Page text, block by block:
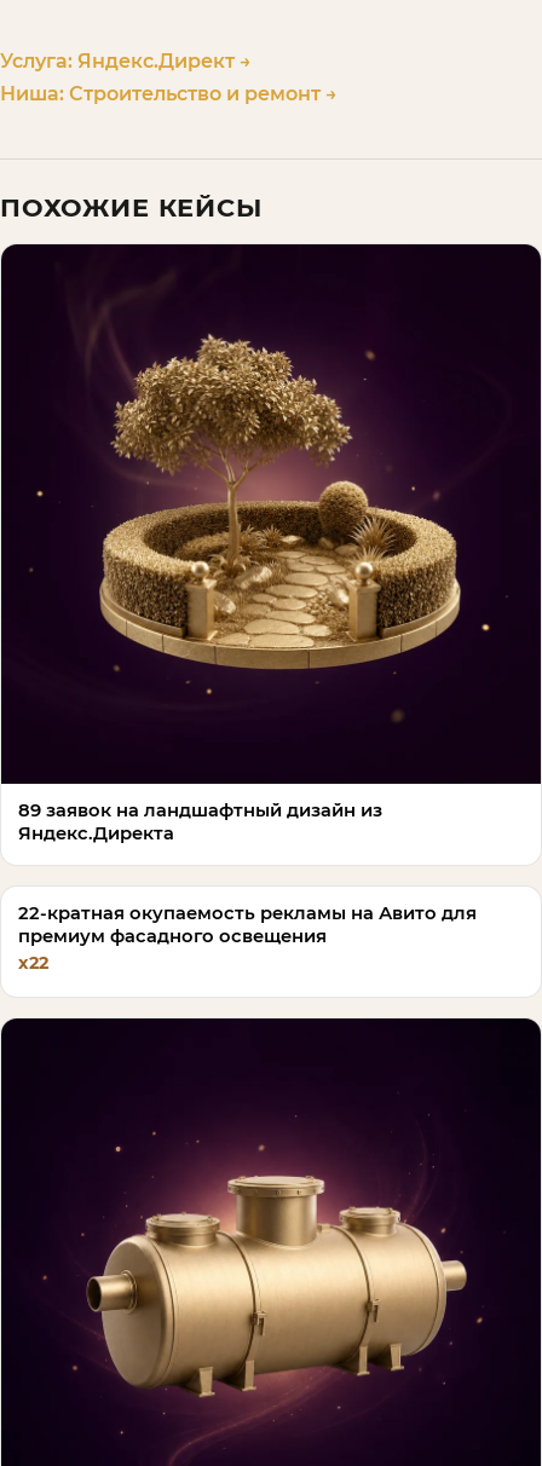
Услуга: Яндекс.Директ →
Ниша: Строительство и ремонт →
ПОХОЖИЕ КЕЙСЫ
89 заявок на ландшафтный дизайн из
Яндекс.Директа
22-кратная окупаемость рекламы на Авито для
премиум фасадного освещения
х22